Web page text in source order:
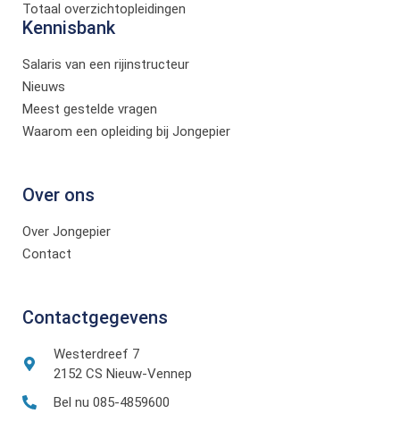
Totaal overzichtopleidingen
Kennisbank
Salaris van een rijinstructeur
Nieuws
Meest gestelde vragen
Waarom een opleiding bij Jongepier
Over ons
Over Jongepier
Contact
Contactgegevens
Westerdreef 7
2152 CS Nieuw-Vennep
Bel nu 085-4859600